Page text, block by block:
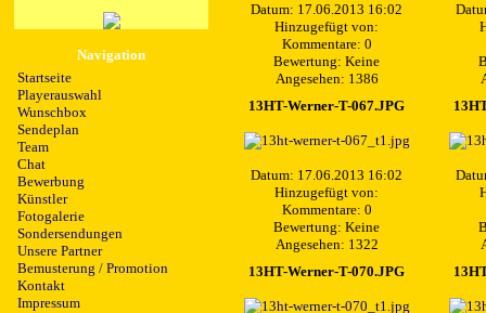
Navigation
Startseite
Playerauswahl
Wunschbox
Sendeplan
Team
Chat
Bewerbung
Künstler
Fotogalerie
Sondersendungen
Unsere Partner
Bemusterung / Promotion
Kontakt
Impressum
Datum: 17.06.2013 16:02
Hinzugefügt von:
Kommentare: 0
Bewertung: Keine
Angesehen: 1386
13HT-Werner-T-067.JPG
Datum: 17.06.2013 16:02
Hinzugefügt von:
Kommentare: 0
Bewertung: Keine
Angesehen: 1322
13HT-Werner-T-070.JPG